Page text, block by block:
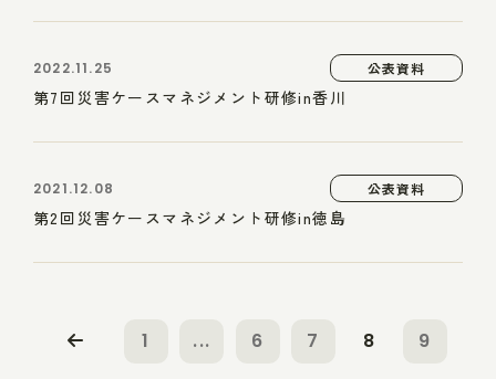
2022.11.25 公表資料
第7回災害ケースマネジメント研修in香川
2021.12.08 公表資料
第2回災害ケースマネジメント研修in徳島
1 ... 6 7 8 9